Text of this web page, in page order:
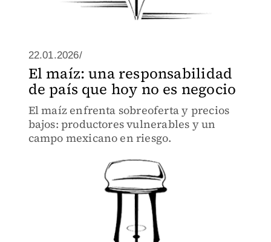
22.01.2026/
El maíz: una responsabilidad
de país que hoy no es negocio
El maíz enfrenta sobreoferta y precios
bajos: productores vulnerables y un
campo mexicano en riesgo.